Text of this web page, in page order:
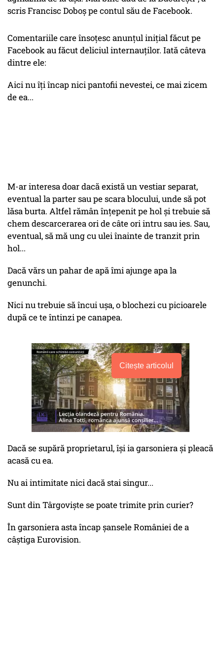
scris Francisc Doboş pe contul său de Facebook.
Comentariile care însoțesc anunțul inițial făcut pe
Facebook au făcut deliciul internauților. Iată câteva
dintre ele:
Aici nu îți încap nici pantofii nevestei, ce mai zicem
de ea...
M-ar interesa doar dacă există un vestiar separat,
eventual la parter sau pe scara blocului, unde să pot
lăsa burta. Altfel rămân înțepenit pe hol și trebuie să
chem descarcerarea ori de câte ori intru sau ies. Sau,
eventual, să mă ung cu ulei înainte de tranzit prin
hol...
Dacă vărs un pahar de apă îmi ajunge apa la
genunchi.
Nici nu trebuie să încui ușa, o blochezi cu picioarele
după ce te întinzi pe canapea.
Citește articolul
Dacă se supără proprietarul, își ia garsoniera și pleacă
acasă cu ea.
Nu ai intimitate nici dacă stai singur...
Sunt din Târgoviște se poate trimite prin curier?
În garsoniera asta încap șansele României de a
câștiga Eurovision.